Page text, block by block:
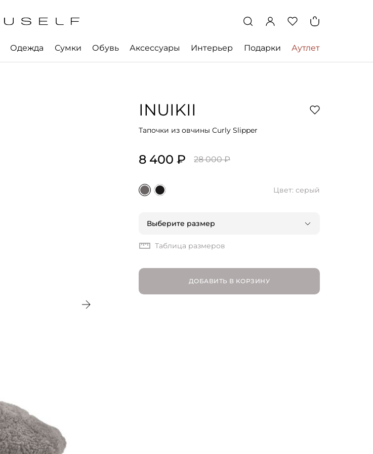
Одежда Сумки Обувь Аксессуары Интерьер Подарки Аутлет
INUIKII
Тапочки из овчины Curly Slipper
8 400 ₽ 28 000 ₽
Цвет: серый
Выберите размер
EU 37 | RU 37
EU 38 | RU 38
Таблица размеров
ДОБАВИТЬ В КОРЗИНУ